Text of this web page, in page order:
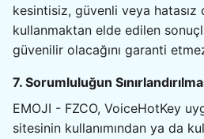
kesintisiz, güvenli veya hatasız
kullanmaktan elde edilen
güvenilir olacağını garanti
7. Sorumluluğun
EMOJI - FZCO, VoiceHotKey
sitesinin kullanımından ya da